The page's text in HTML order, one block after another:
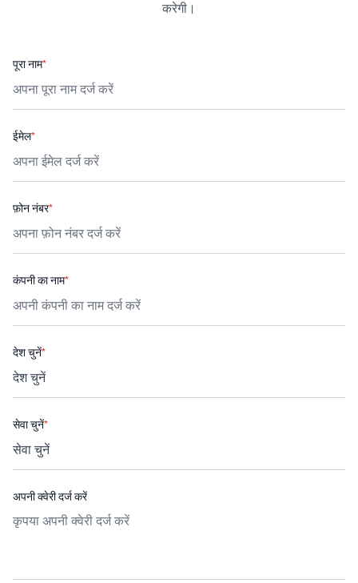
करेगी।
पूरा नाम*
ईमेल*
फ़ोन नंबर*
कंपनी का नाम*
देश चुनें*
सेवा चुनें*
अपनी क्वेरी दर्ज करें